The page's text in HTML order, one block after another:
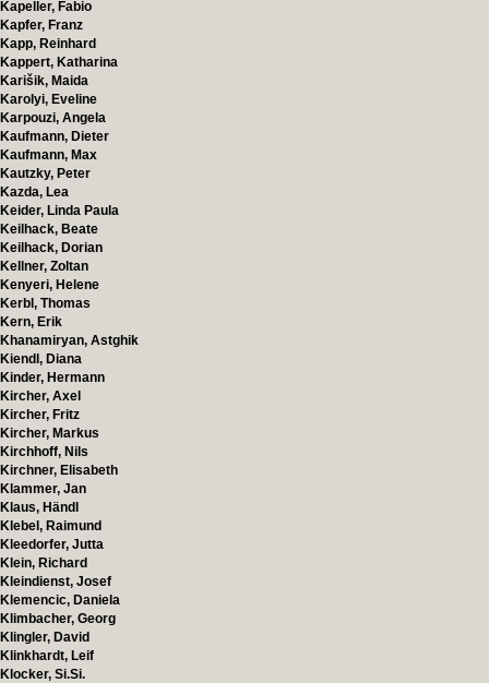
Kapeller, Fabio
Kapfer, Franz
Kapp, Reinhard
Kappert, Katharina
Karišik, Maida
Karolyi, Eveline
Karpouzi, Angela
Kaufmann, Dieter
Kaufmann, Max
Kautzky, Peter
Kazda, Lea
Keider, Linda Paula
Keilhack, Beate
Keilhack, Dorian
Kellner, Zoltan
Kenyeri, Helene
Kerbl, Thomas
Kern, Erik
Khanamiryan, Astghik
Kiendl, Diana
Kinder, Hermann
Kircher, Axel
Kircher, Fritz
Kircher, Markus
Kirchhoff, Nils
Kirchner, Elisabeth
Klammer, Jan
Klaus, Händl
Klebel, Raimund
Kleedorfer, Jutta
Klein, Richard
Kleindienst, Josef
Klemencic, Daniela
Klimbacher, Georg
Klingler, David
Klinkhardt, Leif
Klocker, Si.Si.